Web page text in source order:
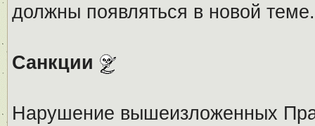
должны появляться в новой теме.
Санкции
Нарушение вышеизложенных